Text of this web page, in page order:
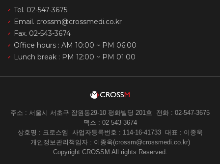
Tel. 02-547-3675
Email. crossm@crossmedi.co.kr
Fax. 02-543-3674
Office hours : AM 10:00 ~ PM 06:00
Lunch break : PM 12:00 ~ PM 01:00
주소 : 서울시 서초구 잠원동29-10 평화빌딩 201호
전화 : 02-547-3675
팩스 : 02-543-3674
상호명 : 크로스엠
사업자등록번호 : 114-16-41733 대표 : 이종욱
개인정보관리책임자 : 이종욱(crossm@crossmedi.co.kr)
Copyright CROSSM All rights Reserved.